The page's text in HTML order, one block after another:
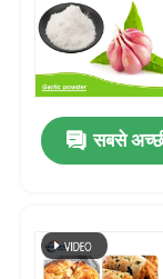
सबसे